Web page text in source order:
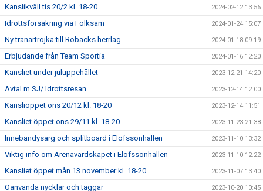
Kanslikväll tis 20/2 kl. 18-20 2024-02-12 13:56
Idrottsförsäkring via Folksam 2024-01-24 15:07
Ny tränartrojka till Röbäcks herrlag 2024-01-18 09:19
Erbjudande från Team Sportia 2024-01-16 12:20
Kansliet under juluppehållet 2023-12-21 14:20
Avtal m SJ/ Idrottsresan 2023-12-14 12:00
Kansliöppet ons 20/12 kl. 18-20 2023-12-14 11:51
Kansliet öppet ons 29/11 kl. 18-20 2023-11-23 21:38
Innebandysarg och splitboard i Elofssonhallen 2023-11-10 13:32
Viktig info om Arenavärdskapet i Elofssonhallen 2023-11-10 12:22
Kansliet öppet mån 13 november kl. 18-20 2023-11-07 13:40
Oanvända nycklar och taggar 2023-10-20 10:45